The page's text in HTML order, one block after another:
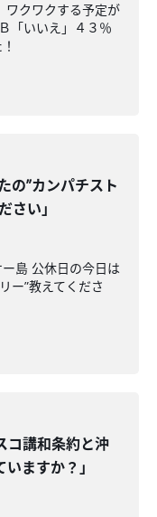
ワクワクする予定が
「いいえ」４３％
の”カンパチスト
さい」
島 公休日の今日は
ー”教えてくださ
コ講和条約と沖
ますか？」